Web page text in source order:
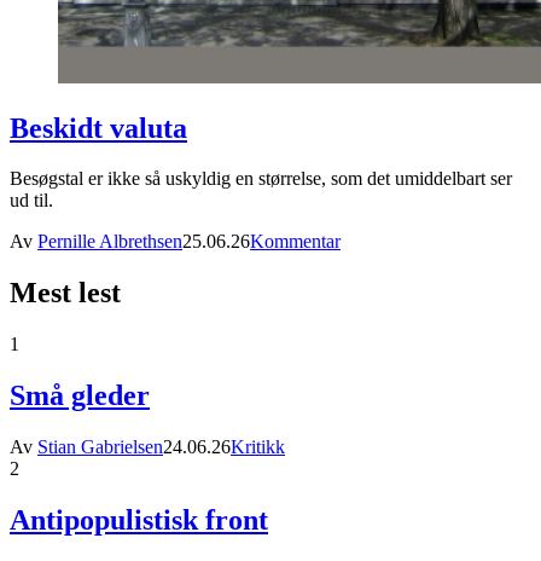
Beskidt valuta
Besøgstal er ikke så uskyldig en størrelse, som det umiddelbart ser
ud til.
Av Pernille Albrethsen25.06.26Kommentar
Mest lest
1
Små gleder
Av Stian Gabrielsen24.06.26Kritikk
2
Antipopulistisk front